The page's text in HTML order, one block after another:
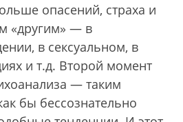
опасений, страха и
«другим» — в
в сексуальном, в
и т.д. Второй момент
— таким
бы бессознательно